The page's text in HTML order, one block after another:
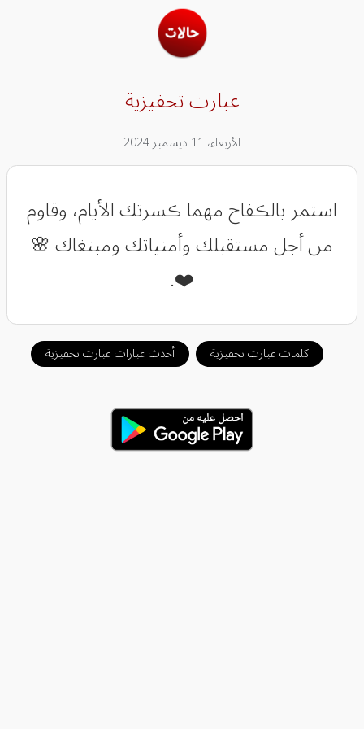
عبارت تحفيزية
الأربعاء، 11 ديسمبر 2024
استمر بالڪفاح مهما ڪسرتك الأيام، وقاوم
من أجل مستقبلك وأمنياتك ومبتغاك 🌸
❤️.
كلمات عبارت تحفيزية أحدث عبارات عبارت تحفيزية